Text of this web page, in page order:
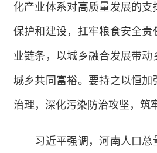
化产业体系对高质量发展的
保护和建设，扛牢粮食安全责
业链条，以城乡融合发展带
城乡共同富裕。要持之以恒加
治理，深化污染防治攻坚，筑
习近平强调，河南人口总